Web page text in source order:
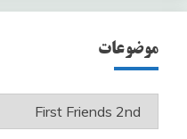
موضوعات
موضوعات